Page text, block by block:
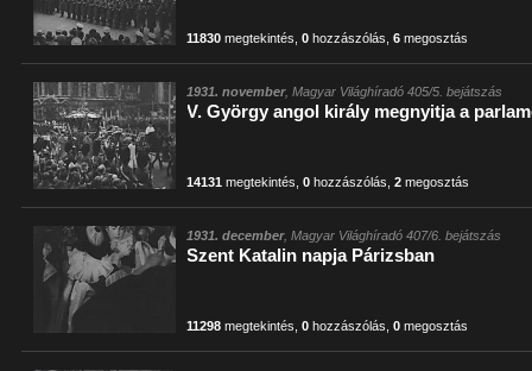
11830 megtekintés ,0 hozzászólás ,6 megosztás
1931. november, Magyar Világhíradó 405/5. bejátszás
V. György angol király megnyitja a
14131 megtekintés ,0 hozzászólás ,2 megosztás
1931. december, Magyar Világhíradó 407/6. bejátszás
Szent Katalin napja Párizsban
11298 megtekintés ,0 hozzászólás ,0 megosztás